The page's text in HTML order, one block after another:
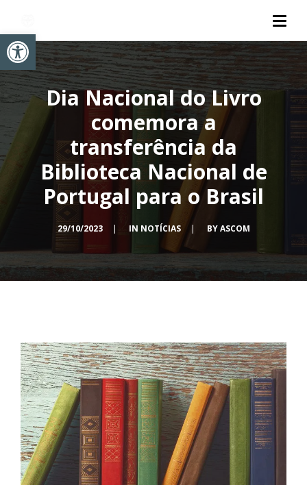
Abrir a barra de ferramentas
Dia Nacional do Livro
comemora a
transferência da
Biblioteca Nacional de
Portugal para o Brasil
29/10/2023 | IN NOTÍCIAS | BYASCOM